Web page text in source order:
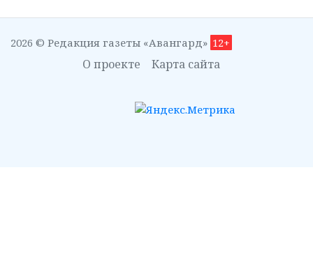
2026 © Редакция газеты «Авангард» 12+
О проекте Карта сайта